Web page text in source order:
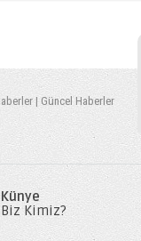
| Güncel Haberler
Künye
Biz Kimiz?